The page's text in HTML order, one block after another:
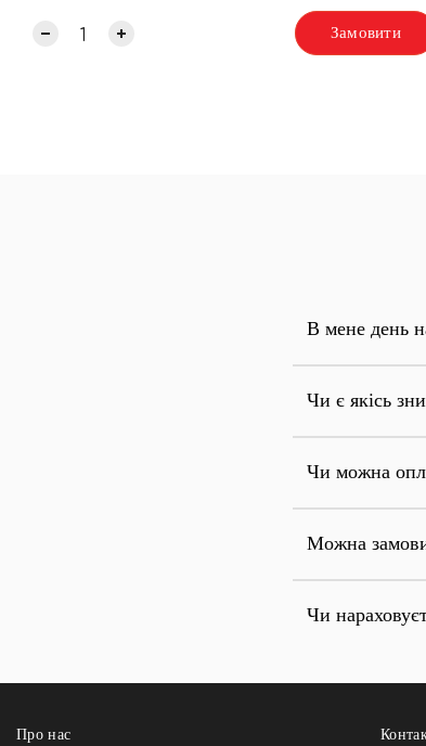
Замовити
В мене день
Чи є якісь
Чи можна
Можна
Чи
Про нас